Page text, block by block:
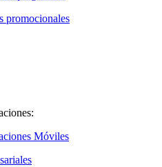
promocionales
Móviles